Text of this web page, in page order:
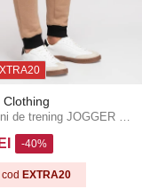
-40%
EXTRA20